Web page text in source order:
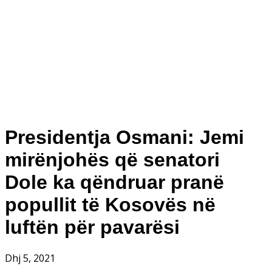
Presidentja Osmani: Jemi
mirënjohës që senatori
Dole ka qëndruar pranë
popullit të Kosovës në
luftën për pavarësi
Dhj 5, 2021